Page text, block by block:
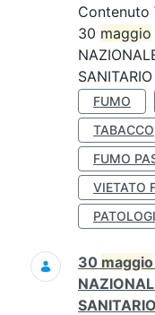
Contenuto
30 maggio
FUMO
TABACCO
FUMO
VIETATO
30 maggio